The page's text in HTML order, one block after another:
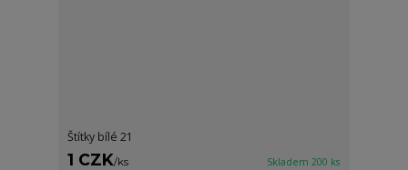
Štítky bílé 21
1 CZK/ks Skladem 200 ks